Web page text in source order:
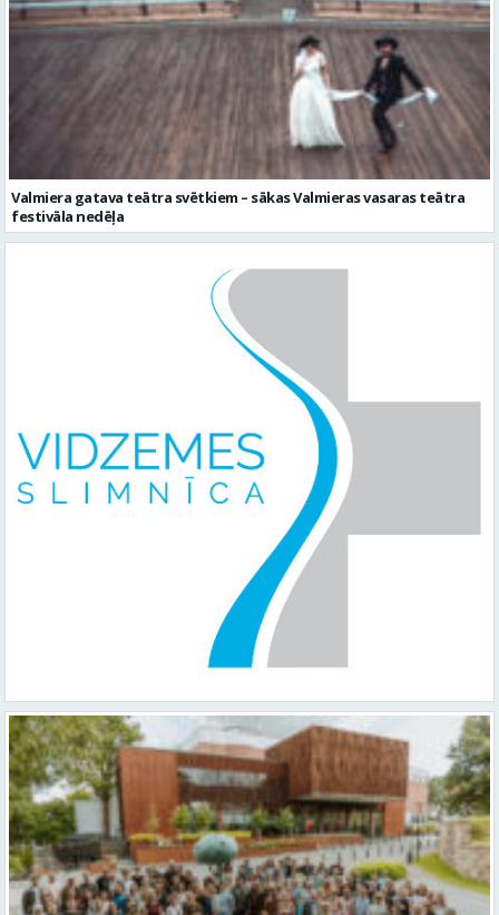
Valmiera gatava teātra svētkiem – sākas Valmieras vasaras teātra
festivāla nedēļa